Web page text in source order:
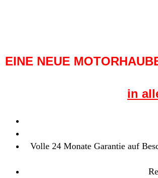
EINE NEUE
in
Volle 24 Monate Garantie auf